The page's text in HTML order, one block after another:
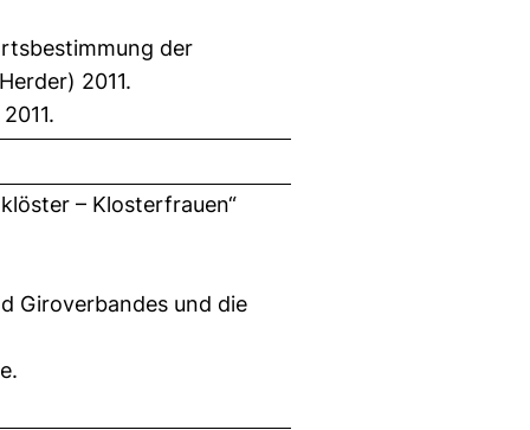
der
2011.
– Klosterfrauen“
Giroverbandes und die